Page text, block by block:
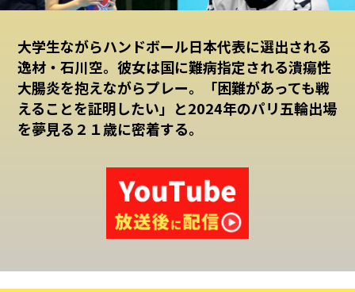
大学生ながらハンドボール日本代表に選出される
逸材・石川空。彼女は国に難病指定される潰瘍性
大腸炎を抱えながらプレー。「困難があっても戦
えることを証明したい」と2024年のパリ五輪出場
を夢見る２１歳に密着する。